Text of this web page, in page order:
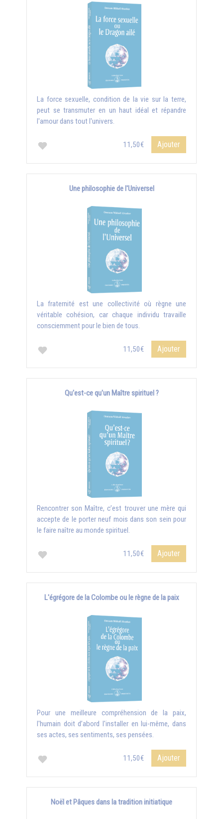
La force sexuelle, condition de la vie sur la terre,
peut se transmuter en un haut idéal et répandre
l'amour dans tout l'univers.
11,50€ Ajouter
Une philosophie de l'Universel
La fraternité est une collectivité où règne une
véritable cohésion, car chaque individu travaille
consciemment pour le bien de tous.
11,50€ Ajouter
Qu'est-ce qu'un Maître spirituel ?
Rencontrer son Maître, c’est trouver une mère qui
accepte de le porter neuf mois dans son sein pour
le faire naître au monde spirituel.
11,50€ Ajouter
L'égrégore de la Colombe ou le règne de la paix
Pour une meilleure compréhension de la paix,
l'humain doit d’abord l'installer en lui-même, dans
ses actes, ses sentiments, ses pensées.
11,50€ Ajouter
Noël et Pâques dans la tradition initiatique